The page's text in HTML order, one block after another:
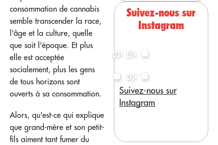
consommation de cannabis
semble transcender la race,
l'âge et la culture, quelle
que soit l'époque. Et plus
elle est acceptée
socialement, plus les gens
de tous horizons sont
ouverts à sa consommation.
Alors, qu'est-ce qui explique
que grand-mère et son petit-
fils aiment tant fumer du
Suivez-nous sur
Instagram
Suivez-nous sur
Instagram